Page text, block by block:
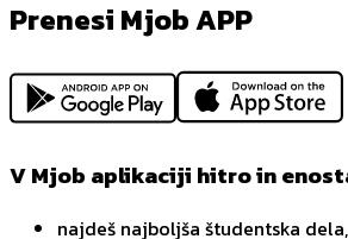
Prenesi Mjob APP
V Mjob aplikaciji hitro in
najdeš najboljša študentska dela,